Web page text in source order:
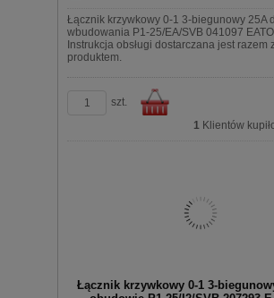
Łącznik krzywkowy 0-1 3-biegunowy 25A
wbudowania P1-25/EA/SVB 041097
Instrukcja obsługi dostarczana jest razem
produktem.
szt.
1 Klientów
Łącznik krzywkowy 0-1 3-